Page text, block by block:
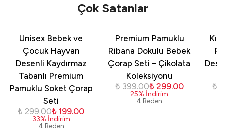
Çok Satanlar
Unisex Bebek ve
Çocuk Hayvan
Desenli Kaydırmaz
Tabanlı Premium
Pamuklu Soket Çorap
Seti
₺ 299.00₺ 199.00
33% İndirim
4 Beden
Premium Pamuklu
Ribana Dokulu Bebek
Çorap Seti – Çikolata
Koleksiyonu
₺ 399.00₺ 299.00
25% İndirim
4 Beden
₺